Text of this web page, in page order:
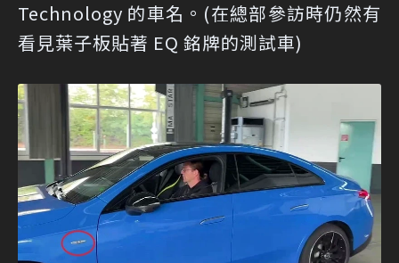
Technology 的車名。(在總部參訪時仍然有
看見葉子板貼著 EQ 銘牌的測試車)